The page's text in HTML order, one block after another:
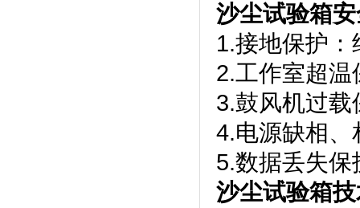
沙尘试验箱
1.接地保护
2.工作室超
3.鼓风机过载
4.电源缺相
5.数据丢失
沙尘试验箱